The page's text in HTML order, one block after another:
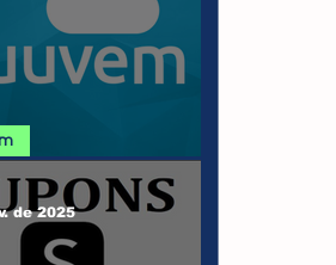
NUUVEM
de 2025